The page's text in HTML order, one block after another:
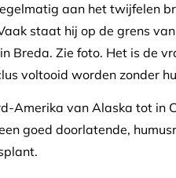
aan het twijfelen
staat hij op de grens
Breda. Zie foto. Het is de
voltooid worden zonder
van Alaska tot in
goed doorlatende,